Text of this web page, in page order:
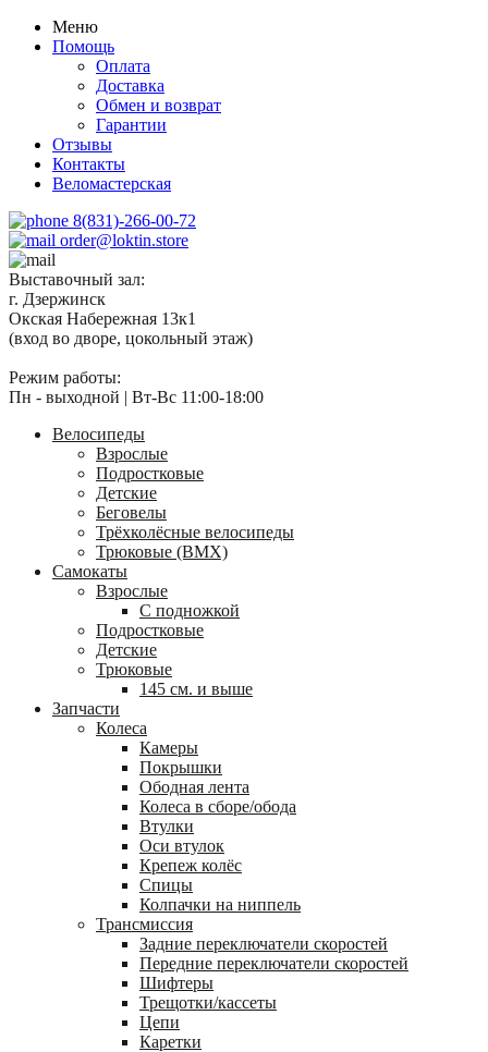
Меню
Помощь
Оплата
Доставка
Обмен и возврат
Гарантии
Отзывы
Контакты
Веломастерская
8(831)-266-00-72
order@loktin.store
Выставочный зал:
г. Дзержинск
Окская Набережная 13к1
(вход во дворе, цокольный этаж)
Режим работы:
Пн - выходной | Вт-Вс 11:00-18:00
Велосипеды
Взрослые
Подростковые
Детские
Беговелы
Трёхколёсные велосипеды
Трюковые (BMX)
Самокаты
Взрослые
С подножкой
Подростковые
Детские
Трюковые
145 см. и выше
Запчасти
Колеса
Камеры
Покрышки
Ободная лента
Колеса в сборе/обода
Втулки
Оси втулок
Крепеж колёс
Спицы
Колпачки на ниппель
Трансмиссия
Задние переключатели скоростей
Передние переключатели скоростей
Шифтеры
Трещотки/кассеты
Цепи
Каретки